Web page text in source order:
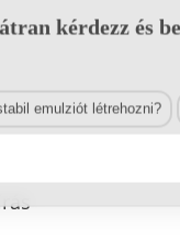
kérdezz és
emulziót létrehozni?